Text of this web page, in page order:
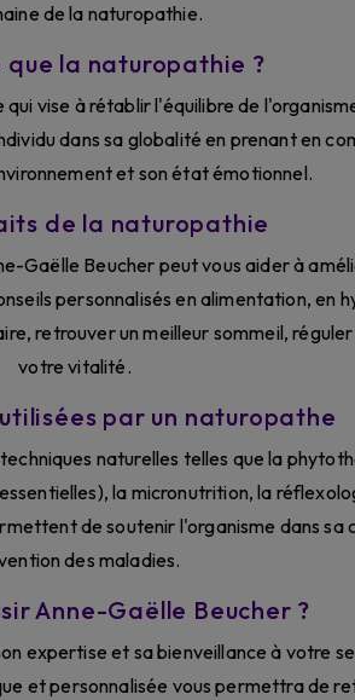
de la naturopathie.
que la naturopathie ?
vise à rétablir l'équilibre de
dans sa globalité en prenant en
et son état émotionnel.
de la naturopathie
Gaëlle Beucher peut vous aider à
personnalisés en alimentation, en
retrouver un meilleur sommeil,
votre vitalité.
par un naturopathe
naturelles telles que la
la micronutrition, la
de soutenir l'organisme dans
des maladies.
Anne-Gaëlle Beucher ?
expertise et sa bienveillance à votre
et personnalisée vous permettra de